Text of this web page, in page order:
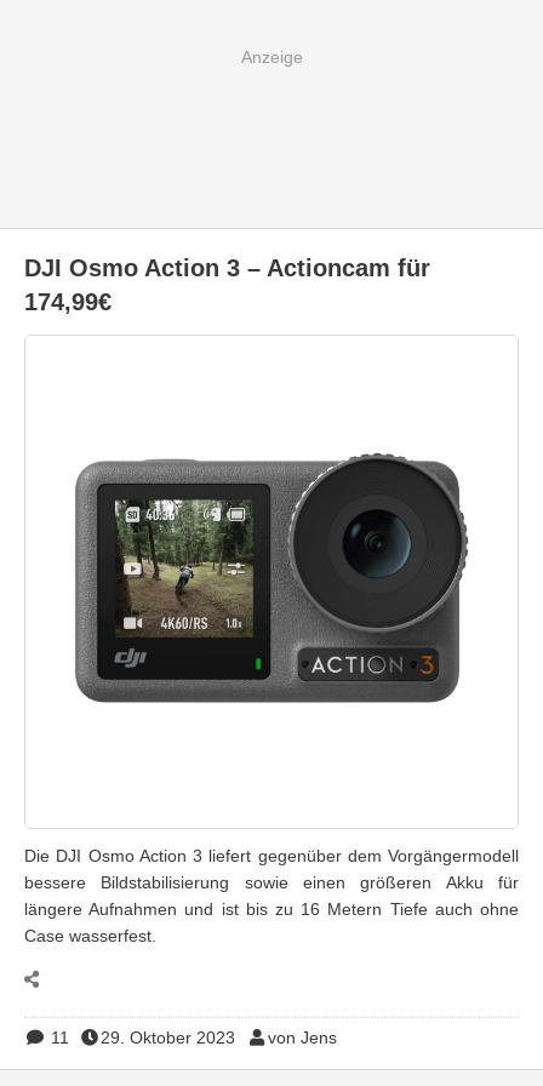
DJI Osmo Action 3 – Actioncam für
174,99€
Die DJI Osmo Action 3 liefert gegenüber dem Vorgängermodell
bessere Bildstabilisierung sowie einen größeren Akku für
längere Aufnahmen und ist bis zu 16 Metern Tiefe auch ohne
Case wasserfest.
11 29. Oktober 2023 von Jens